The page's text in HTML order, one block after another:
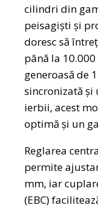
cilindri din
peisagiști și
doresc să
până la
generoasă de
sincronizată și
ierbii, acest
optimă și un
Reglarea
permite
mm, iar
(EBC)